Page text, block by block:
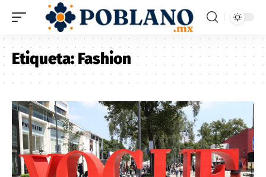
Etiqueta:Fashion